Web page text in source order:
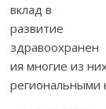
вклад в
развитие
здравоохранен
ия многие из
региональными